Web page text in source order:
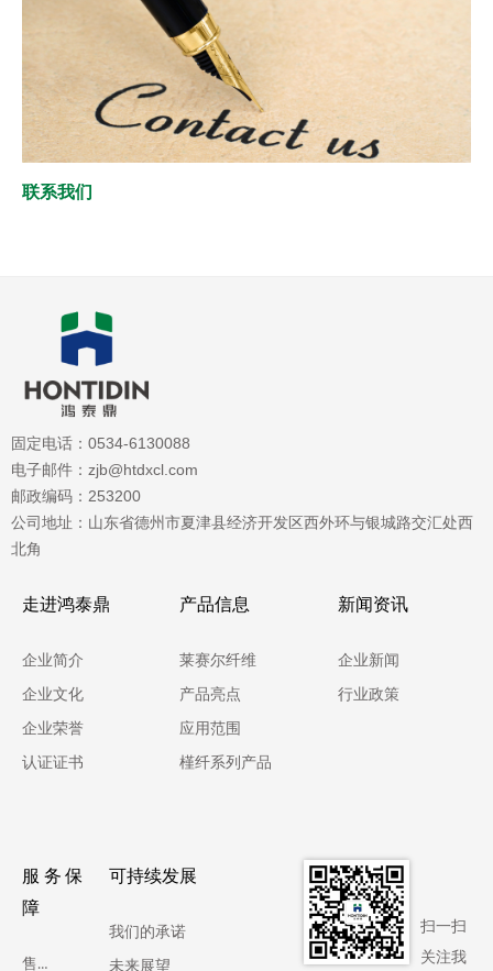
联系我们
固定电话：0534-6130088
电子邮件：zjb@htdxcl.com
邮政编码：253200
公司地址：山东省德州市夏津县经济开发区西外环与银城路交汇处西
北角
走进鸿泰鼎
企业简介
企业文化
企业荣誉
认证证书
产品信息
莱赛尔纤维
产品亮点
应用范围
槿纤系列产品
新闻资讯
企业新闻
行业政策
服务保
障
售后服务
可持续发展
我们的承诺
未来展望
扫一扫
关注我